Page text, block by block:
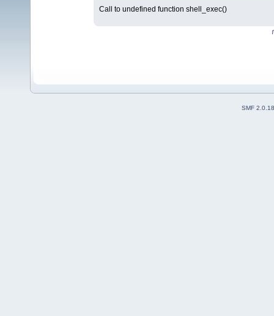
Call to undefined function shell_exec()
SMF 2.0.18